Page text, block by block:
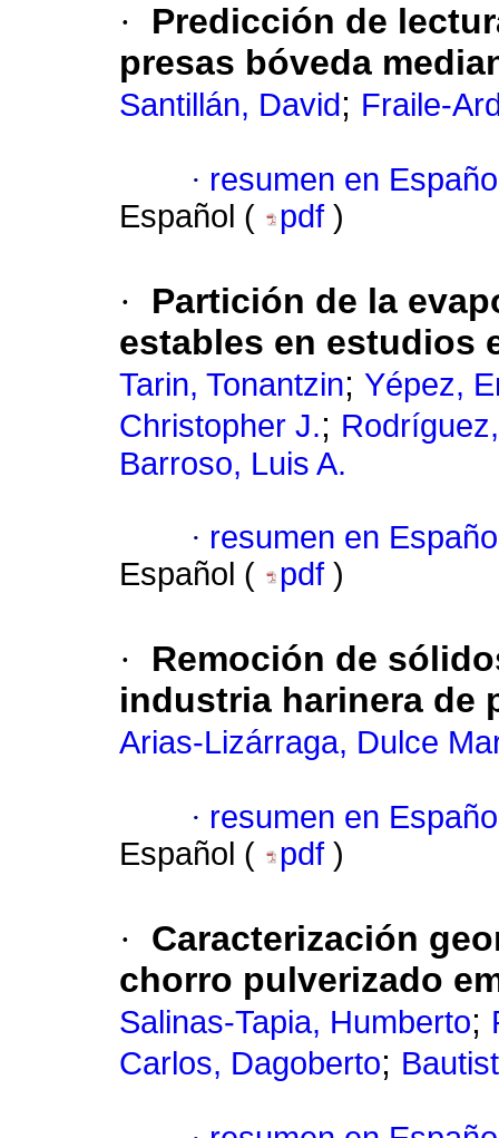
·
Predicción de
presas bóveda
Santillán, David ; Fraile-
· resumen en
Español (
pdf )
·
Partición de la
estables en estudios
Tarin, Tonantzin; Yépez,
Christopher J.;
Barroso, Luis A.
· resumen en
Español (
pdf )
·
Remoción de
industria harinera de
Arias-Lizárraga, Dulce
· resumen en
Español (
pdf )
·
Caracterización
chorro pulverizado
Salinas-Tapia, Humberto;
Carlos, Dagoberto;